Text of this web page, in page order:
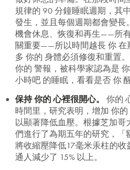
規律的 90 分鐘睡眠週期，其
發生，並且每個週期都會變長
機會休息、恢復和再生——所
關重要——所以時間越長 你 在
多 你的 身體必須修復和重置
你的 警報，被科學家認為是
小時吧 的睡眠，看看是否 你
保持 你的 心裡很開心。
你的
時間里，研究表明，增加 你
以顯著降低血壓。根據芝加
們進行了為期五年的研究，
將收縮壓降低17毫米汞柱的
通人減少了 15% 以上。